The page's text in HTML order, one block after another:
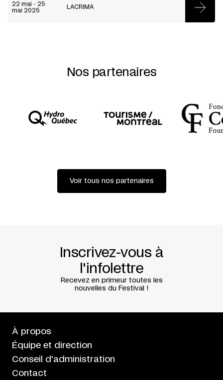
22 mai - 25
mai 2025
LACRIMA
Nos partenaires
Voir tous nos partenaires
Inscrivez-vous à
l'infolettre
Recevez en primeur toutes les
nouvelles du Festival !
À propos
Équipe et direction
Conseil d'administration
Contact